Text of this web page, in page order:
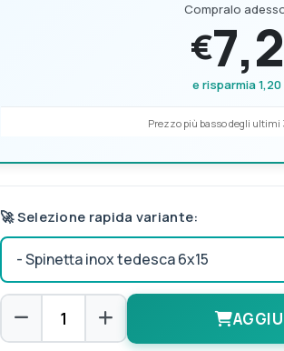
Compralo
€
e risparmia
Prezzo più basso degli ultimi
🚀 Selezione rapida variante: